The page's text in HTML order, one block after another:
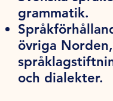
grammatik.
övriga
och dialekter.